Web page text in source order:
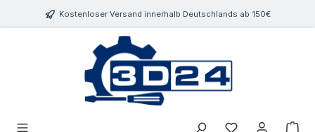
springenKostenloser Versand innerhalb Deutschlands ab 150€